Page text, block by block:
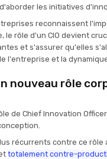
les initiatives
reconnaissent
le rôle d'un CIO devient
et s'assurer qu'elles
l'entreprise et la
nouveau rôle
de Chief Innovation
récurrents contre ce rôle
totalement contre-